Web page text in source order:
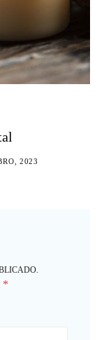
2023
*